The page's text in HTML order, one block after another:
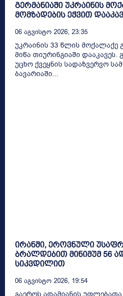
გერმანიაში უკრაინის
მომზადების ეჭვით
06 Აგვისტო 2026, 23:35
უკრაინის 33 წლის
მიწა თიურინგიაში დააკავეს.
უცხო ქვეყნის სადაზვერვო
ბავარიაში...
ირანში, ეროვნული
ბრალდებით მინიმუმ 56
სიკვდილით
06 Აგვისტო 2026, 19:54
გაეროს ადამიანის